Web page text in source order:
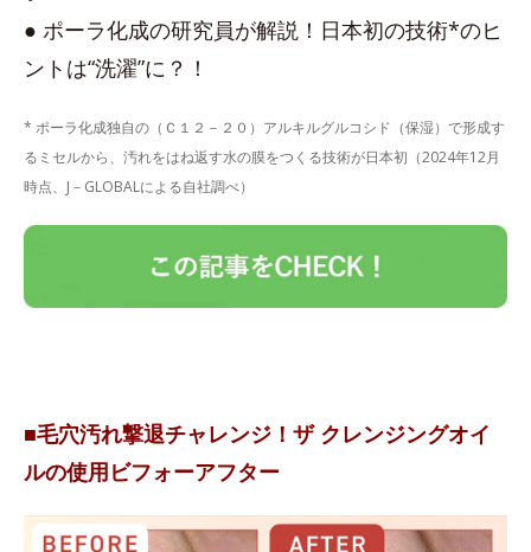
● ポーラ化成の研究員が解説！日本初の技術*のヒ
ントは“洗濯”に？！
* ポーラ化成独自の（Ｃ１２－２０）アルキルグルコシド（保湿）で形成す
るミセルから、汚れをはね返す水の膜をつくる技術が日本初（2024年12月
時点、J－GLOBALによる自社調べ）
■毛穴汚れ撃退チャレンジ！ザ クレンジングオイ
ルの使用ビフォーアフター